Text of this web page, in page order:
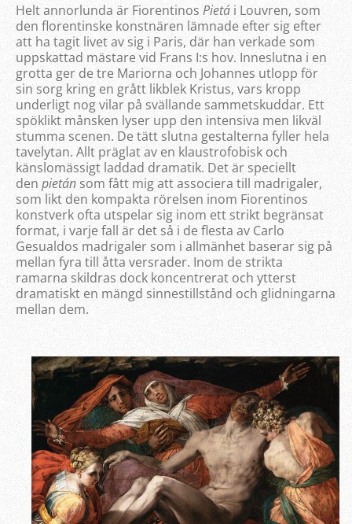
Helt annorlunda är Fiorentinos Pietá i Louvren, som
den florentinske konstnären lämnade efter sig efter
att ha tagit livet av sig i Paris, där han verkade som
uppskattad mästare vid Frans I:s hov. Inneslutna i en
grotta ger de tre Mariorna och Johannes utlopp för
sin sorg kring en grått likblek Kristus, vars kropp
underligt nog vilar på svällande sammetskuddar. Ett
spöklikt månsken lyser upp den intensiva men likväl
stumma scenen. De tätt slutna gestalterna fyller hela
tavelytan. Allt präglat av en klaustrofobisk och
känslomässigt laddad dramatik. Det är speciellt
den pietánsom fått mig att associera till madrigaler,
som likt den kompakta rörelsen inom Fiorentinos
konstverk ofta utspelar sig inom ett strikt begränsat
format, i varje fall är det så i de flesta av Carlo
Gesualdos madrigaler som i allmänhet baserar sig på
mellan fyra till åtta versrader. Inom de strikta
ramarna skildras dock koncentrerat och ytterst
dramatiskt en mängd sinnestillstånd och glidningarna
mellan dem.